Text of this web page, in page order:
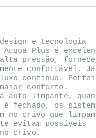
e tecnologia
Plus é
pressão,
confortável.
continuo.
maior conforto.
auto limpante,
fechado, os
no crivo que limpam
evitam possíveis
crivo.